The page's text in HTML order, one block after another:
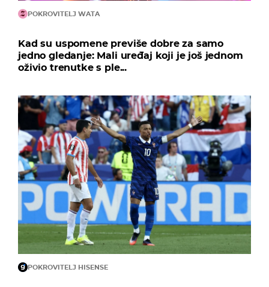
POKROVITELJ WATA
Kad su uspomene previše dobre za samo
jedno gledanje: Mali uređaj koji je još jednom
oživio trenutke s ple...
POKROVITELJ HISENSE